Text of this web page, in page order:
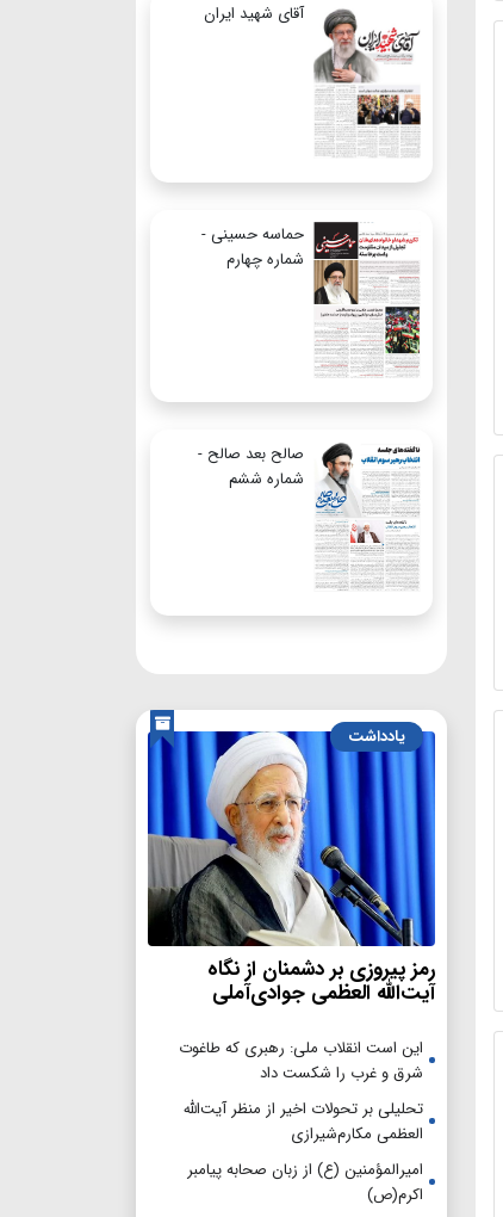
آقای شهید ایران
حماسه حسینی -
شماره چهارم
صالح بعد صالح -
شماره ششم
یادداشت
رمز پیروزی بر دشمنان از نگاه
آیت‌الله العظمی جوادی‌آملی
این است انقلاب ملی: رهبری که طاغوت
شرق و غرب را شکست داد
تحلیلی بر تحولات اخیر از منظر آیت‌الله
العظمی مکارم‌شیرازی
امیرالمؤمنین (ع) از زبان صحابه پیامبر
اکرم(ص)